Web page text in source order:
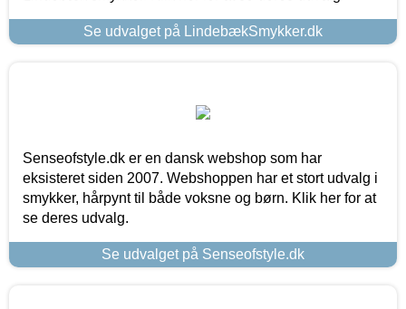
Se udvalget på LindebækSmykker.dk
Senseofstyle.dk er en dansk webshop som har
eksisteret siden 2007. Webshoppen har et stort udvalg i
smykker, hårpynt til både voksne og børn. Klik her for at
se deres udvalg.
Se udvalget på Senseofstyle.dk